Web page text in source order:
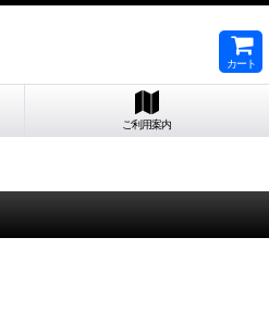
カート
ご利用案内